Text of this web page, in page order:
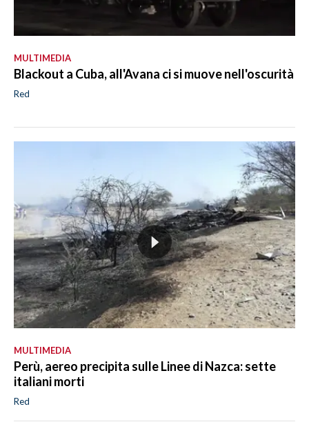
MULTIMEDIA
Blackout a Cuba, all'Avana ci si muove nell'oscurità
Red
MULTIMEDIA
Perù, aereo precipita sulle Linee di Nazca: sette
italiani morti
Red